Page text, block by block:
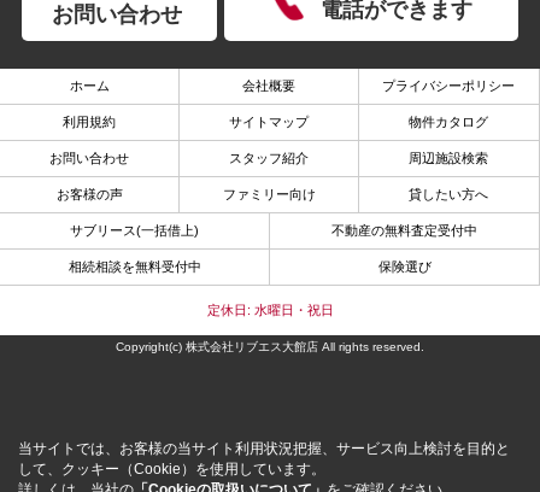
お問い合わせ 電話ができます
ホーム 会社概要 プライバシーポリシー
利用規約 サイトマップ 物件カタログ
お問い合わせ スタッフ紹介 周辺施設検索
お客様の声 ファミリー向け 貸したい方へ
サブリース(一括借上) 不動産の無料査定受付中
相続相談を無料受付中 保険選び
定休日: 水曜日・祝日
Copyright(c) 株式会社リブエス大館店 All rights reserved.
当サイトでは、お客様の当サイト利用状況把握、サービス向上検討を目的と
して、クッキー（Cookie）を使用しています。